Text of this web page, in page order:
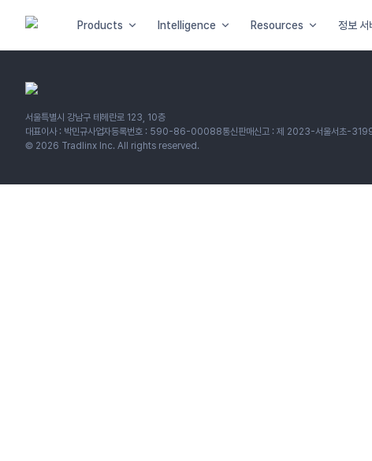
Products Intelligence Resources 정보 서
서울특별시 강남구 테헤란로 123, 10층
대표이사 : 박민규사업자등록번호 : 590-86-00088통신판매신고 : 제 2023-서울서초-
© 2026 Tradlinx Inc. All rights reserved.